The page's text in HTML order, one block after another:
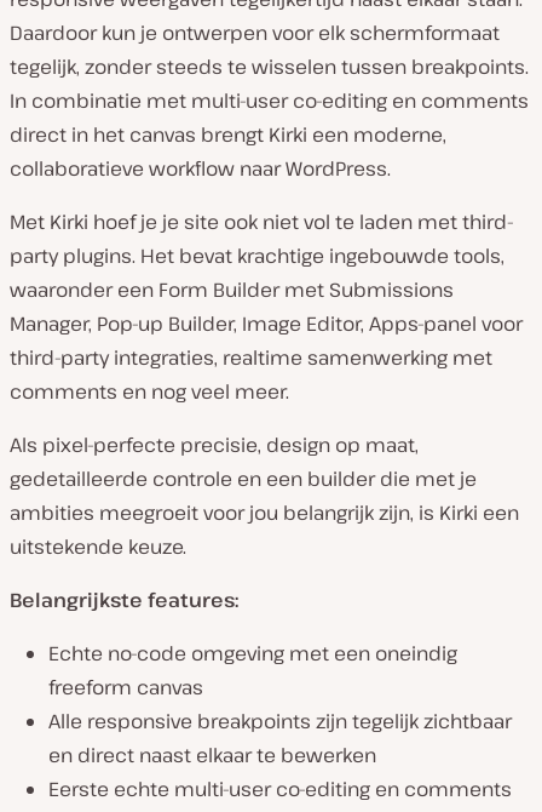
Daardoor kun je ontwerpen voor elk schermformaat
tegelijk, zonder steeds te wisselen tussen breakpoints.
In combinatie met multi-user co-editing en comments
direct in het canvas brengt Kirki een moderne,
collaboratieve workflow naar WordPress.
Met Kirki hoef je je site ook niet vol te laden met third-
party plugins. Het bevat krachtige ingebouwde tools,
waaronder een Form Builder met Submissions
Manager, Pop-up Builder, Image Editor, Apps-panel voor
third-party integraties, realtime samenwerking met
comments en nog veel meer.
Als pixel-perfecte precisie, design op maat,
gedetailleerde controle en een builder die met je
ambities meegroeit voor jou belangrijk zijn, is Kirki een
uitstekende keuze.
Belangrijkste features:
Echte no-code omgeving met een oneindig
freeform canvas
Alle responsive breakpoints zijn tegelijk zichtbaar
en direct naast elkaar te bewerken
Eerste echte multi-user co-editing en comments